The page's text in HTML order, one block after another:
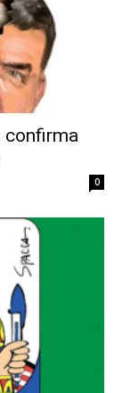
confirma
0